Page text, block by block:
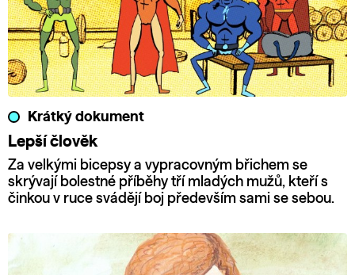
Krátký dokument
Lepší člověk
Za velkými bicepsy a vypracovným břichem se
skrývají bolestné příběhy tří mladých mužů, kteří s
činkou v ruce svádějí boj především sami se sebou.